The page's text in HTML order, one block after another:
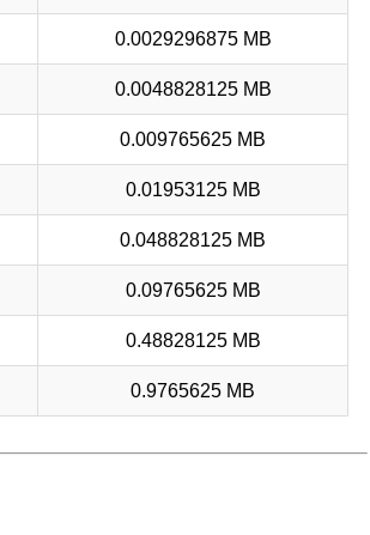
0.0029296875 MB
0.0048828125 MB
0.009765625 MB
0.01953125 MB
0.048828125 MB
0.09765625 MB
0.48828125 MB
0.9765625 MB